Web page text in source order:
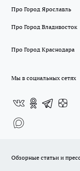
Про Город Ярославль
Про Город Владивосток
Про Город Краснодара
Мы в социальных сетях
Обзорные статьи и